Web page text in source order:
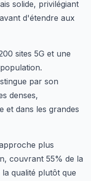
solide, privilégiant
d'étendre aux
sites 5G et une
par son
denses,
et dans les grandes
plus
couvrant 55% de la
qualité plutôt que